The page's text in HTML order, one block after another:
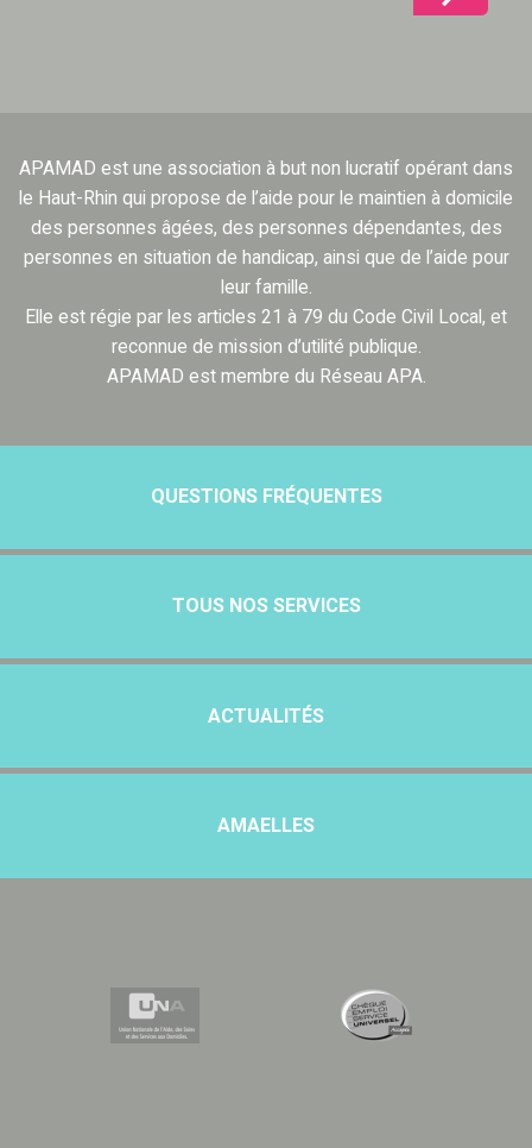
APAMAD est une association à but non lucratif opérant dans
le Haut-Rhin qui propose de l’aide pour le maintien à domicile
des personnes âgées, des personnes dépendantes, des
personnes en situation de handicap, ainsi que de l’aide pour
leur famille.
Elle est régie par les articles 21 à 79 du Code Civil Local, et
reconnue de mission d’utilité publique.
APAMAD est membre du Réseau APA.
QUESTIONS FRÉQUENTES
TOUS NOS SERVICES
ACTUALITÉS
AMAELLES